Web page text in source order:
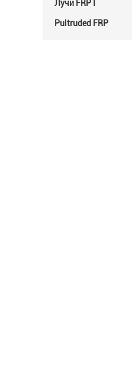
Лучи FRP I
Pultruded FRP